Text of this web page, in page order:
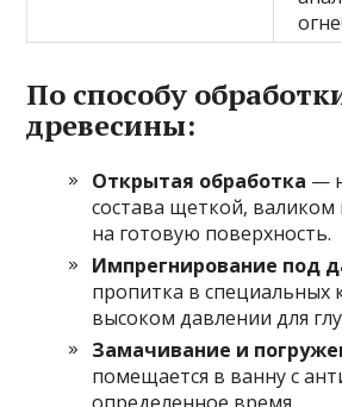
По способу
древесины:
Открытая обработка —
состава щеткой,
на готовую поверхность.
Импрегнирование под
пропитка в специальных
высоком давлении для
Замачивание и
помещается в ванну с